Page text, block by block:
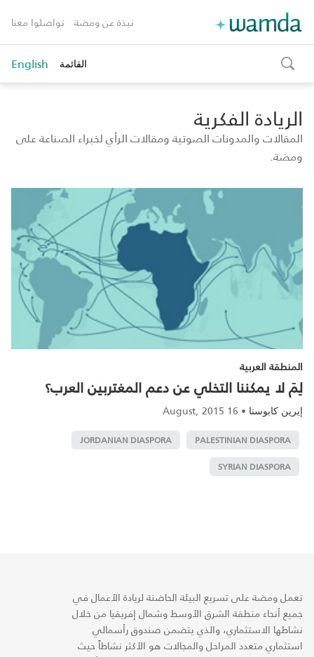
نبذة عن ومضة تواصلوا معنا
toggle
search
القائمة English
الريادة الفكرية
المقالات والمدونات الصوتية ومقالات الرأي لخبراء الصناعة على
ومضة.
المنطقة العربية
لِمَ لا يمكننا التخلي عن دعم المغتربين العرب؟
إيرين كابوستا •
16 August, 2015
PALESTINIAN DIASPORA
JORDANIAN DIASPORA
SYRIAN DIASPORA
تعمل ومضة على تسريع البيئة الحاضنة لريادة الأعمال في
جميع أنحاء منطقة الشرق الأوسط وشمال إفريقيا من خلال
نشاطها الاستثماري، والذي يتضمن صندوق رأسمالي
استثماري متعدد المراحل والمجالات هو الأكثر نشاطاً حيث